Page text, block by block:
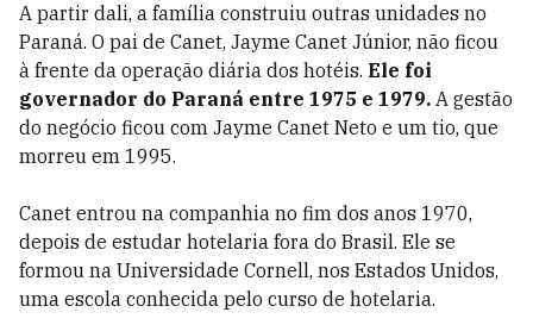
A partir dali, a família construiu outras unidades no
Paraná. O pai de Canet, Jayme Canet Júnior, não ficou
à frente da operação diária dos hotéis. Ele foi
governador do Paraná entre 1975 e 1979. A gestão
do negócio ficou com Jayme Canet Neto e um tio, que
morreu em 1995.
Canet entrou na companhia no fim dos anos 1970,
depois de estudar hotelaria fora do Brasil. Ele se
formou na Universidade Cornell, nos Estados Unidos,
uma escola conhecida pelo curso de hotelaria.